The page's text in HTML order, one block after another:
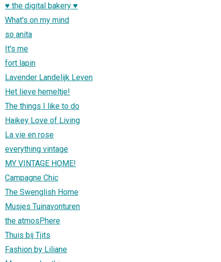
♥ the digital bakery ♥
What's on my mind
so anita
It's me
fort lapin
Lavender Landelijk Leven
Het lieve hemeltje!
The things I like to do
Haikey Love of Living
La vie en rose
everything vintage
MY VINTAGE HOME!
Campagne Chic
The Swenglish Home
Musjes Tuinavonturen
the atmosPhere
Thuis bij Tjits
Fashion by Liliane